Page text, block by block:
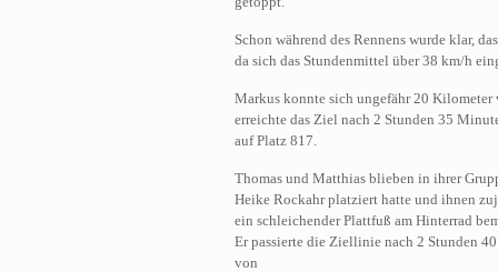
Schon während des Rennens wurde klar,
da sich das Stundenmittel über 38 km/h
Markus konnte sich ungefähr 20
erreichte das Ziel nach 2 Stunden 35
auf Platz 817.
Thomas und Matthias blieben in ihrer
Heike Rockahr platziert hatte und ihnen
ein schleichender Plattfuß am Hinterrad
Er passierte die Ziellinie nach 2 Stunden
von